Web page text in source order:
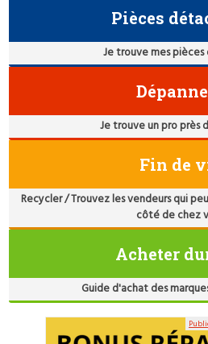
Pièces
Je trouve mes
Je trouve un pro près
Fin de
Recycler / Trouvez les vendeurs qui
côté de chez
Acheter
Guide d'achat des